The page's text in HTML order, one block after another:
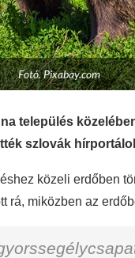
Fotó. Pixabay.com
település
szlovák
közeli erdőben
rá, miközben az